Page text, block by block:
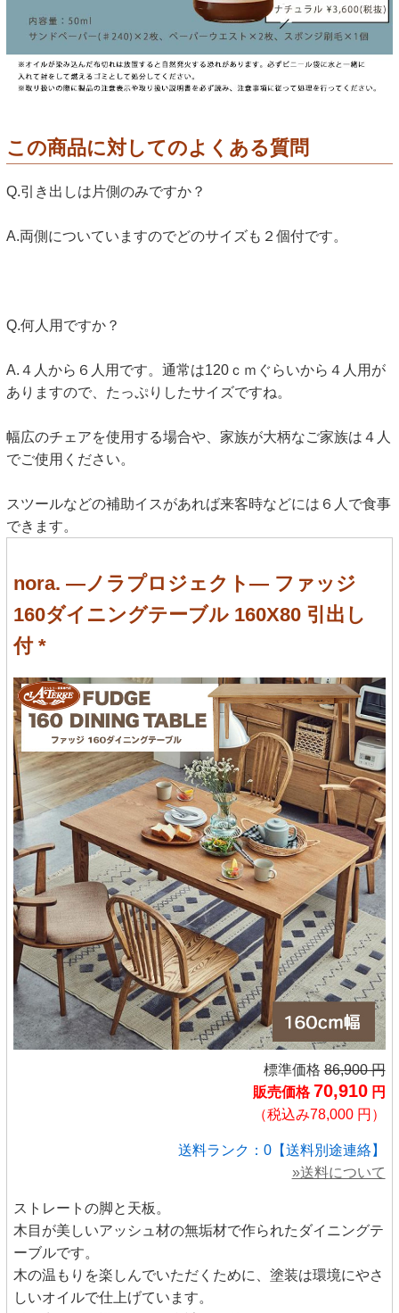
この商品に対してのよくある質問
Q.引き出しは片側のみですか？
A.両側についていますのでどのサイズも２個付です。
Q.何人用ですか？
A.４人から６人用です。通常は120ｃｍぐらいから４人用が
ありますので、たっぷりしたサイズですね。
幅広のチェアを使用する場合や、家族が大柄なご家族は４人
でご使用ください。
スツールなどの補助イスがあれば来客時などには６人で食事
できます。
nora. ―ノラプロジェクト― ファッジ
160ダイニングテーブル 160X80 引出し
付 *
標準価格86,900 円
販売価格70,910円
（税込み78,000 円）
送料ランク：0【送料別途連絡】
»送料について
ストレートの脚と天板。
木目が美しいアッシュ材の無垢材で作られたダイニングテ
ーブルです。
木の温もりを楽しんでいただくために、塗装は環境にやさ
しいオイルで仕上げています。